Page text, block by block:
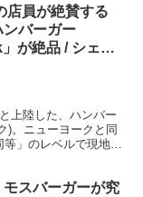
員が絶賛する
バーガー
が絶品 / シェイ
上陸した、ハンバー
)。ニューヨークと同
」のレベルで現地の
モスバーガーが究